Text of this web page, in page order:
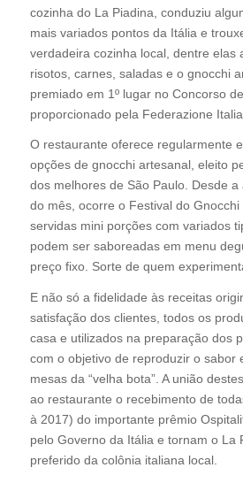
cozinha do La Piadina, conduziu
mais variados pontos da Itália e
verdadeira cozinha local, dentre elas
risotos, carnes, saladas e o gnocchi
premiado em 1º lugar no Concorso
proporcionado pela Federazione
O restaurante oferece regularmente
opções de gnocchi artesanal, eleito
dos melhores de São Paulo. Desde
do mês, ocorre o Festival do
servidas mini porções com variados
podem ser saboreadas em menu
preço fixo. Sorte de quem
E não só a fidelidade às receitas
satisfação dos clientes, todos os
casa e utilizados na preparação dos
com o objetivo de reproduzir o sabor
mesas da “velha bota”. A união
ao restaurante o recebimento de
à 2017) do importante prêmio
pelo Governo da Itália e tornam o La
preferido da colônia italiana local.